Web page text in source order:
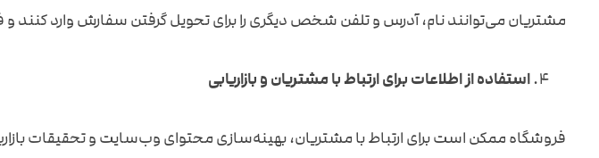
مشتریان می‌توانند نام، آدرس و تلفن شخص دیگری را برای تحویل گرفتن سفارش وارد کنند
استفاده از اطلاعات برای ارتباط با مشتریان و بازاریابی
فروشگاه ممکن است برای ارتباط با مشتریان، بهینه‌سازی محتوای وب‌سایت و تحقیقات